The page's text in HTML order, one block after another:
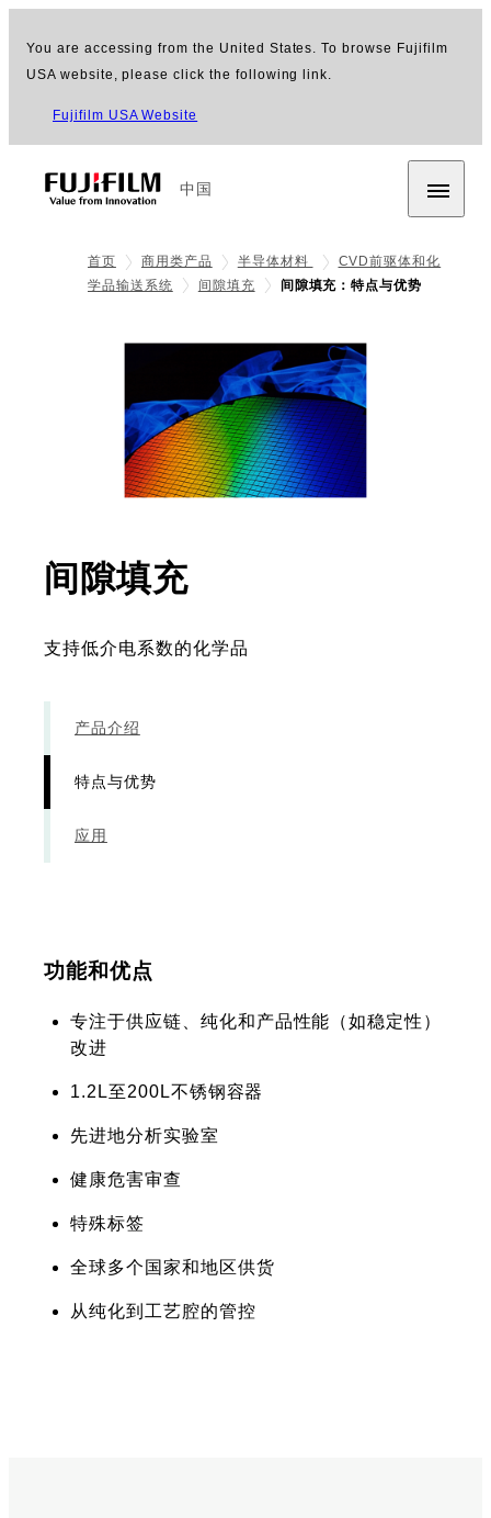
You are accessing from the United States. To browse Fujifilm
USA website, please click the following link.
Fujifilm USA Website
中国
首页 商用类产品 半导体材料
CVD前驱体和化
学品输送系统
间隙填充 间隙填充：特点与优势
间隙填充- 特点与优势
支持低介电系数的化学品
产品介绍
特点与优势
应用
功能和优点
专注于供应链、纯化和产品性能（如稳定性）
改进
1.2L至200L不锈钢容器
先进地分析实验室
健康危害审查
特殊标签
全球多个国家和地区供货
从纯化到工艺腔的管控